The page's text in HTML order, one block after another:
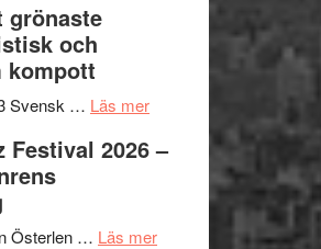
Believe
–
Vrach
Frankenshtey
med
och
åretsFilmstadens
stipendium
grönaste
och
kompott
Svensk … Läs merom
Filmrecension:
Det
–
Festival 2026 –
Österlen … Läs merom